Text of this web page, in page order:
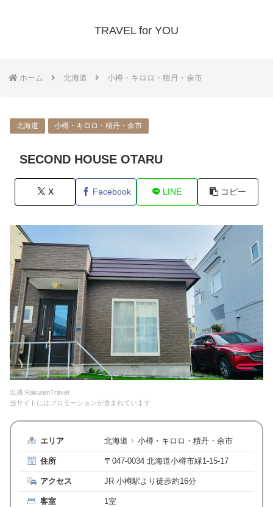
TRAVEL for YOU
ホーム 北海道 小樽・キロロ・積丹・余市
北海道 小樽・キロロ・積丹・余市
SECOND HOUSE OTARU
X Facebook LINE コピー
出典:RakutenTravel
当サイトにはプロモーションが含まれています
エリア 北海道 小樽・キロロ・積丹・余市
住所 〒047-0034 北海道小樽市緑1-15-17
アクセス JR 小樽駅より徒歩約16分
客室 1室